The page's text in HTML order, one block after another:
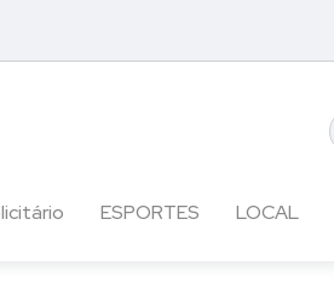
ESPORTES LOCAL